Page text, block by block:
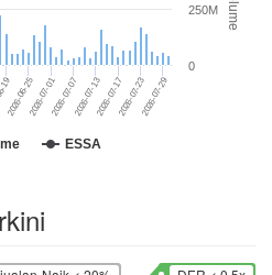
ESSA
19 2026-07-07 2026-07-23
2026-06-252026-07-01 2026-07-132026-07-17 2026-07-29
0
250M